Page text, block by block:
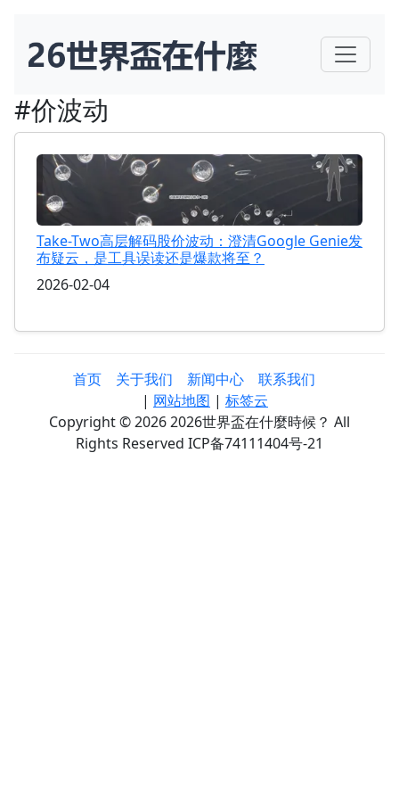
#价波动
Take-Two高层解码股价波动：澄清Google Genie发
布疑云，是工具误读还是爆款将至？
2026-02-04
首页 关于我们 新闻中心
联系我们
| 网站地图 | 标签云
Copyright © 2026 2026世界盃在什麼時候？ All
Rights Reserved ICP备74111404号-21